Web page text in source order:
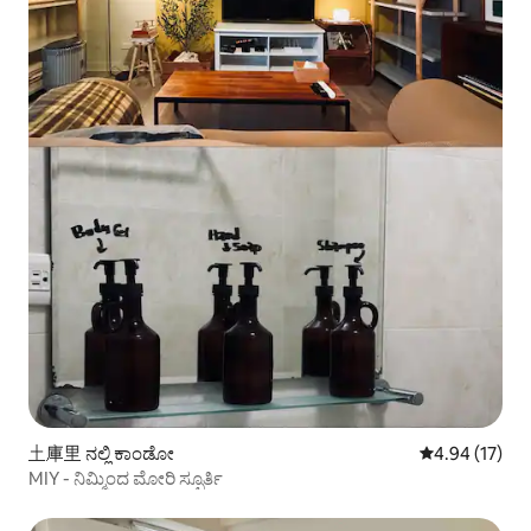
土庫里 ನಲ್ಲಿ ಕಾಂಡೋ 5 ರಲ್ಲಿ 4.94
4.94 (17)
MIY - ನಿಮ್ಮಿಂದ ಮೋರಿ ಸ್ಫೂರ್ತಿ